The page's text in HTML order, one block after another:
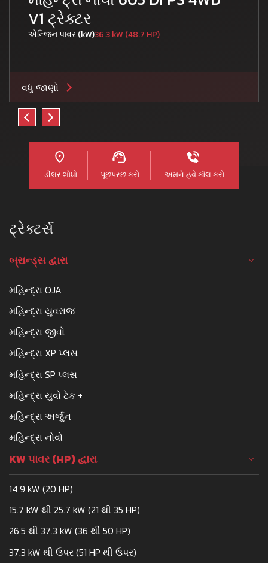
V1 ટ્રેક્ટર
એન્જિન પાવર (kW)36.3 kW (48.7 HP)
વધુ જાણો
ડીલર શોધો પૂછપરછ કરો અમને હવે કૉલ કરો
ટ્રેક્ટર્સ
બ્રાન્ડ્સ દ્વારા
મહિન્દ્રા OJA
મહિન્દ્રા યુવરાજ
મહિન્દ્રા જીવો
મહિન્દ્રા XP પ્લસ
મહિન્દ્રા SP પ્લસ
મહિન્દ્રા યુવો ટેક +
મહિન્દ્રા અર્જુન
મહિન્દ્રા નોવો
KW પાવર (HP) દ્વારા
14.9 kW (20 HP)
15.7 kW થી 25.7 kW (21 થી 35 HP)
26.5 થી 37.3 kW (36 થી 50 HP)
37.3 kW થી ઉપર (51 HP થી ઉપર)